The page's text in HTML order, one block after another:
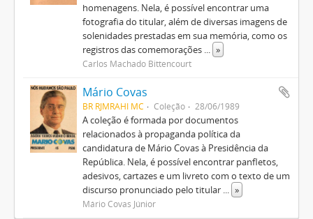
homenagens. Nela, é possível encontrar uma
fotografia do titular, além de diversas imagens de
solenidades prestadas em sua memória, como os
registros das comemorações ... »
Carlos Machado Bittencourt
Mário Covas
BR RJMRAHI MC Coleção 28/06/1989
A coleção é formada por documentos
relacionados à propaganda política da
candidatura de Mário Covas à Presidência da
República. Nela, é possível encontrar panfletos,
adesivos, cartazes e um livreto com o texto de um
discurso pronunciado pelo titular ... »
Mário Covas Júnior